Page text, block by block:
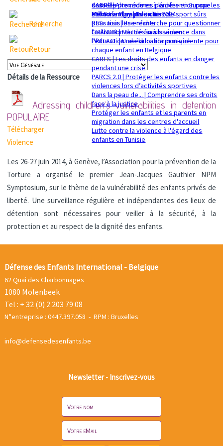
sexuelle
Mémorandum politique 2024
dans les procédures pénales en Europe
360 Safe Play | Des clubs de sport sûrs
pour tous les enfants
GRANDIR | Mettre fin à la violence dans
l’éducation : de la loi à la pratique
CADRE | Alternatives à la détention pour les
enfants migrants en Europe
RESsaisir | Une recherche pour questionner
l'utilisation du déssaisissement
PREFACE | Une éducation non-violente pour
chaque enfant en Belgique
CARES | Les droits des enfants en danger
pendant une crise
PARCS 2.0 | Protéger les enfants contre les
violences lors d’activités sportives
Dans la peau de... | Comprendre ses droits
face à la justice
Protéger les enfants et les parents en
migration dans les centres d'accueil
Lutte contre la violence à l'égard des
enfants en Tunisie
Recherche
Retour
Détails de la Ressource
Adressing children’s vulnerabilities in detention
POPULAIRE
Télécharger
Violence
Les 26-27 juin 2014, à Genève, l’Association pour la prévention de la
Torture a organisé le premier Jean-Jacques Gauthier NPM
Symptosium, sur le thème de la vulnérabilité des enfants privés de
liberté. Une surveillance régulière et indépendantes des lieux de
détention sont nécessaires pour veiller à la sécurité, à la
protection et au respect de la dignité des enfants.
Défense des Enfants International - Belgique
62 Quai des Charbonnages
1080 Molenbeek
Tel : + 32 (0) 2 203 79 08
N°entreprise : 0447.397.058 - RPM : Bruxelles
info@defensedesenfants.be
Newsletter - Inscrivez-vous